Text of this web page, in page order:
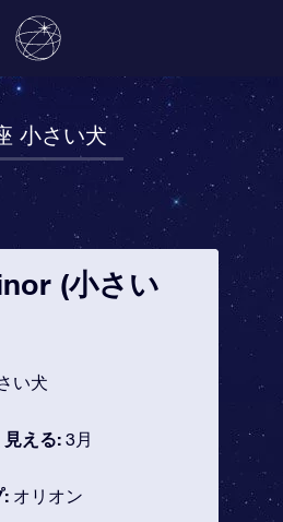
小さい犬
(小さい
い犬
える: 3月
: オリオン